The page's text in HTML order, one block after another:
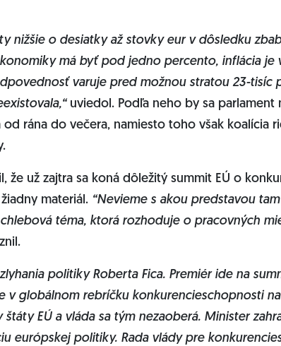
nižšie o desiatky až stovky eur v dôsledku
má byť pod jedno percento, inflácia je
varuje pred možnou stratou 23-tisíc
uviedol. Podľa neho by sa parlament
rána do večera, namiesto toho však koalícia
že už zajtra sa koná dôležitý summit EÚ o
materiál. “Nevieme s akou predstavou
téma, ktorá rozhoduje o pracovných
politiky Roberta Fica. Premiér ide na
v globálnom rebríčku konkurencieschopnosti
štáty EÚ a vláda sa tým nezaoberá. Minister
európskej politiky. Rada vlády pre